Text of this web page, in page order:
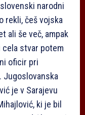
narodni
rekli, češ vojska
ali še več, ampak
stvar potem
oficir pri
Jugoslovanska
je v Sarajevu
ki je bil